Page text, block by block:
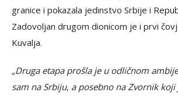
granice i pokazala jedinstvo Srbije i
Zadovoljan drugom dionicom je i prvi
Kuvalja.
„Druga etapa prošla je u odličnom
sam na Srbiju, a posebno na Zvornik